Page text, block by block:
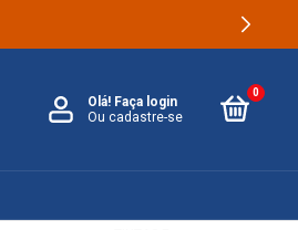
Olá! Faça login
Ou cadastre-se
0